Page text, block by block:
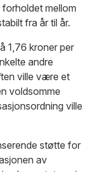
mellom
fra år til år.
1,76 kroner per
andre
ville være et
voldsomme
ville
støtte for
av